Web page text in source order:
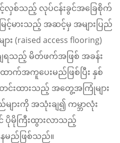
င့်လှစ်သည့် လုပ်ငန်းခွင်အခြေစိုက်
မားသည့် အဆင့်မှ အများပြည်
(raised access flooring)
သည့် မိတ်ဖက်အဖြစ် အခန်း
ာက်အကူပေးမည်ဖြစ်ပြီး နှစ်
ဆောင်းထားသည့် အတွေ့အကြုံများ
ျားကို အသုံးချ၍ ကမ္ဘာလုံး
ပိုမိုကြီးထွားလာသည့်
ေမည်ဖြစ်သည်။